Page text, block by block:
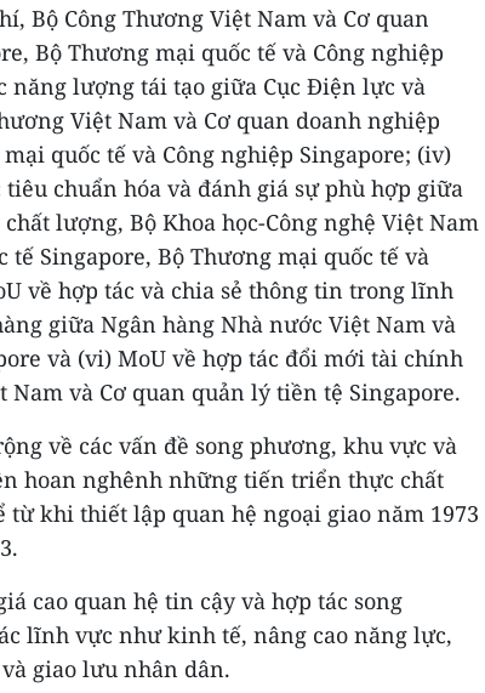
Bộ Công Thương Việt Nam và Cơ quan
Bộ Thương mại quốc tế và Công nghiệp
năng lượng tái tạo giữa Cục Điện lực và
Việt Nam và Cơ quan doanh nghiệp
quốc tế và Công nghiệp Singapore; (iv)
chuẩn hóa và đánh giá sự phù hợp giữa
lượng, Bộ Khoa học-Công nghệ Việt Nam
tế Singapore, Bộ Thương mại quốc tế và
về hợp tác và chia sẻ thông tin trong lĩnh
giữa Ngân hàng Nhà nước Việt Nam và
và (vi) MoU về hợp tác đổi mới tài chính
và Cơ quan quản lý tiền tệ Singapore.
về các vấn đề song phương, khu vực và
hoan nghênh những tiến triển thực chất
từ khi thiết lập quan hệ ngoại giao năm 1973
cao quan hệ tin cậy và hợp tác song
lĩnh vực như kinh tế, nâng cao năng lực,
giao lưu nhân dân.